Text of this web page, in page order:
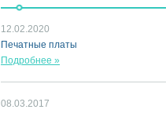
12.02.2020
Печатные платы
Подробнее »
08.03.2017